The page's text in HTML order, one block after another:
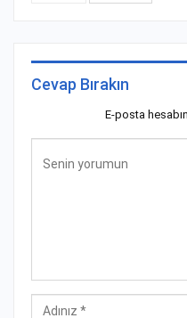
Cevap Bırakın
E-posta